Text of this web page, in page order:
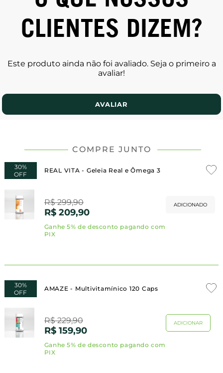
CLIENTES DIZEM?
Este produto ainda não foi avaliado. Seja o primeiro a
avaliar!
AVALIAR
COMPRE JUNTO
30%
OFF
REAL VITA - Geleia Real e Ômega 3
R$ 299,90
R$ 209,90
ADICIONADO
30%
OFF
AMAZE - Multivitamínico 120 Caps
R$ 229,90
R$ 159,90
ADICIONAR